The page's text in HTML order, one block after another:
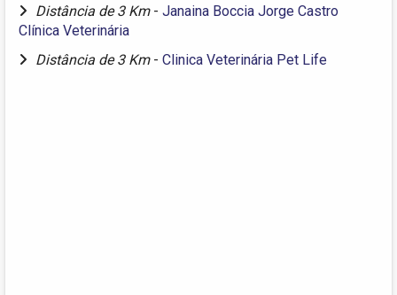
Distância de 3 Km - Janaina Boccia Jorge Castro
Clínica Veterinária
Distância de 3 Km - Clinica Veterinária Pet Life